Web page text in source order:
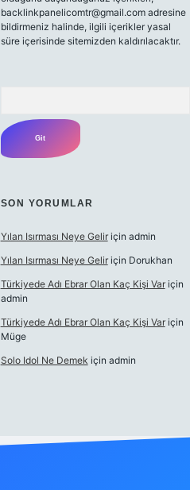
backlinkpanelicomtr@gmail.comadresine
bildirmeniz halinde, ilgili içerikler yasal
süre içerisinde sitemizden kaldırılacaktır.
SON YORUMLAR
Yılan Isırması Neye Geliriçin admin
Yılan Isırması Neye Geliriçin Dorukhan
Türkiyede Adı Ebrar Olan Kaç Kişi Variçin
admin
Türkiyede Adı Ebrar Olan Kaç Kişi Variçin
Müge
Solo Idol Ne Demek için admin